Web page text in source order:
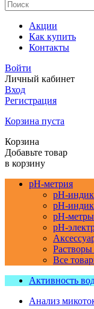
Акции
Как купить
Контакты
Войти
Личный кабинет
Вход
Регистрация
Корзина пуста
Корзина
Добавьте товар
в корзину
pH-метрия
pH-
pH-
pH-метры
pH-
Все
Активность
Анализ